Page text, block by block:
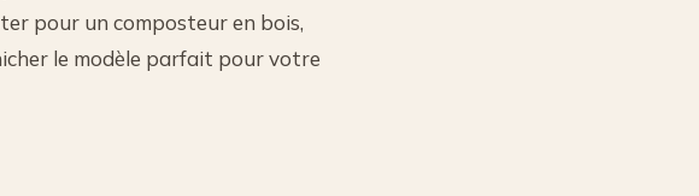
pour un composteur en bois,
le modèle parfait pour votre